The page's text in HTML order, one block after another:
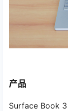
产品
Surface Book